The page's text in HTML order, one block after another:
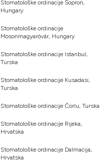
Stomatološke ordinacije Šopron,
Hungary
Stomatološke ordinacije
Mosonmagyaróvár, Hungary
Stomatološke ordinacije Istanbul,
Turska
Stomatološke ordinacije Kusadasi,
Turska
Stomatološke ordinacije Ćorlu, Turska
Stomatološke ordinacije Rijeka,
Hrvatska
Stomatološke ordinacije Dalmacija,
Hrvatska